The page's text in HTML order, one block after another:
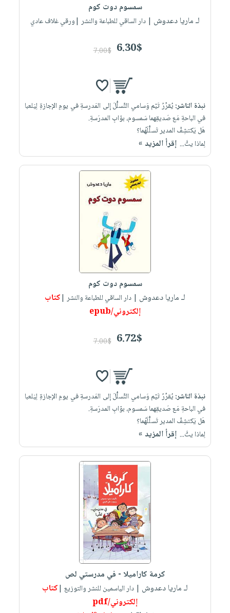
سمسوم دوت كوم
لـ ماريا دعدوش | دار الساقي للطباعة والنشر |ورقي غلاف عادي
6.30$
7.00$
نبذة الناشر: يُقرِّرُ تَيْم وَسامي التَّسلُّلَ إلى المَدرسةِ في يومِ الإجازةِ لِيَلعبا
في الباحةِ مَع صَديقِهما سَمسوم، بوّابِ المدرَسةِ.
هَل يَكتشِفُ المدير تَسلُّلَهُما؟
لِماذا يتَّ... إقرأ المزيد »
سمسوم دوت كوم
لـ ماريا دعدوش | دار الساقي للطباعة والنشر |كتاب
إلكتروني/epub
6.72$
7.00$
نبذة الناشر: يُقرِّرُ تَيْم وَسامي التَّسلُّلَ إلى المَدرسةِ في يومِ الإجازةِ لِيَلعبا
في الباحةِ مَع صَديقِهما سَمسوم، بوّابِ المدرَسةِ.
هَل يَكتشِفُ المدير تَسلُّلَهُما؟
لِماذا يتَّ... إقرأ المزيد »
كرمة كاراميلا - في مدرستي لص
لـ ماريا دعدوش | دار الياسمين للنشر والتوزيع |كتاب
إلكتروني/pdf